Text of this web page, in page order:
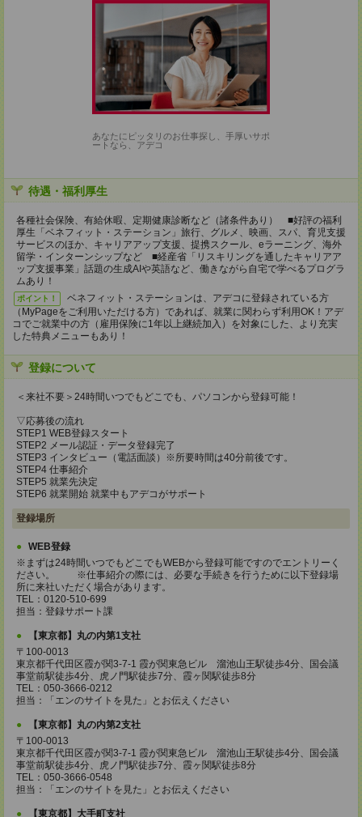
あなたにピッタリのお仕事探し、手厚いサポ
ートなら、アデコ
待遇・福利厚生
各種社会保険、有給休暇、定期健康診断など（諸条件あり） ■好評の福利
厚生「ベネフィット・ステーション」旅行、グルメ、映画、スパ、育児支援
サービスのほか、キャリアアップ支援、提携スクール、eラーニング、海外
留学・インターンシップなど ■経産省「リスキリングを通したキャリアア
ップ支援事業」話題の生成AIや英語など、働きながら自宅で学べるプログラ
ムあり！
ポイント！
ベネフィット・ステーションは、アデコに登録されている方
（MyPageをご利用いただける方）であれば、就業に関わらず利用OK！アデ
コでご就業中の方（雇用保険に1年以上継続加入）を対象にした、より充実
した特典メニューもあり！
登録について
＜来社不要＞24時間いつでもどこでも、パソコンから登録可能！
▽応募後の流れ
STEP1 WEB登録スタート
STEP2 メール認証・データ登録完了
STEP3 インタビュー（電話面談）※所要時間は40分前後です。
STEP4 仕事紹介
STEP5 就業先決定
STEP6 就業開始 就業中もアデコがサポート
登録場所
WEB登録
※まずは24時間いつでもどこでもWEBから登録可能ですのでエントリーく
ださい。 ※仕事紹介の際には、必要な手続きを行うために以下登録場
所に来社いただく場合があります。
TEL：0120-510-699
担当：登録サポート課
【東京都】丸の内第1支社
〒100-0013
東京都千代田区霞が関3-7-1 霞が関東急ビル 溜池山王駅徒歩4分、国会議
事堂前駅徒歩4分、虎ノ門駅徒歩7分、霞ヶ関駅徒歩8分
TEL：050-3666-0212
担当：「エンのサイトを見た」とお伝えください
【東京都】丸の内第2支社
〒100-0013
東京都千代田区霞が関3-7-1 霞が関東急ビル 溜池山王駅徒歩4分、国会議
事堂前駅徒歩4分、虎ノ門駅徒歩7分、霞ヶ関駅徒歩8分
TEL：050-3666-0548
担当：「エンのサイトを見た」とお伝えください
【東京都】大手町支社